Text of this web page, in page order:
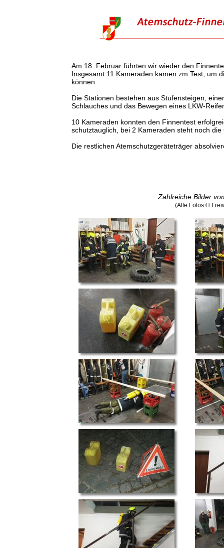
Am 18. Februar führten wir wieder den
Insgesamt 11 Kameraden kamen zm Test, um
können.
Die Stationen bestehen aus Stufensteigen,
Schlauches und das Bewegen eines LKW-
10 Kameraden konnten den Finnentest
schutztauglich, bei 2 Kameraden steht noch
Die restlichen Atemschutzgeräteträger
Zahlreiche Bilder
(Alle Fotos ©